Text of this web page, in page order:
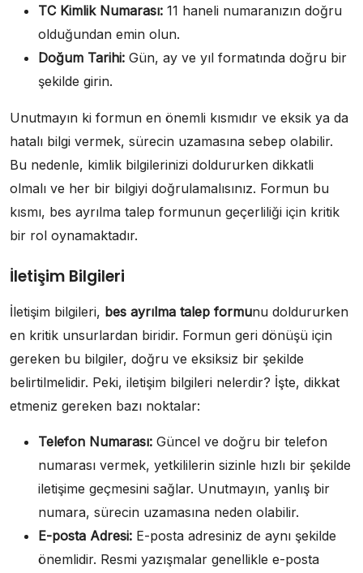
TC Kimlik Numarası: 11 haneli numaranızın doğru
olduğundan emin olun.
Doğum Tarihi: Gün, ay ve yıl formatında doğru bir
şekilde girin.
Unutmayın ki formun en önemli kısmıdır ve eksik ya da
hatalı bilgi vermek, sürecin uzamasına sebep olabilir.
Bu nedenle, kimlik bilgilerinizi doldururken dikkatli
olmalı ve her bir bilgiyi doğrulamalısınız. Formun bu
kısmı, bes ayrılma talep formunun geçerliliği için kritik
bir rol oynamaktadır.
İletişim Bilgileri
İletişim bilgileri, bes ayrılma talep formunu doldururken
en kritik unsurlardan biridir. Formun geri dönüşü için
gereken bu bilgiler, doğru ve eksiksiz bir şekilde
belirtilmelidir. Peki, iletişim bilgileri nelerdir? İşte, dikkat
etmeniz gereken bazı noktalar:
Telefon Numarası: Güncel ve doğru bir telefon
numarası vermek, yetkililerin sizinle hızlı bir şekilde
iletişime geçmesini sağlar. Unutmayın, yanlış bir
numara, sürecin uzamasına neden olabilir.
E-posta Adresi: E-posta adresiniz de aynı şekilde
önemlidir. Resmi yazışmalar genellikle e-posta